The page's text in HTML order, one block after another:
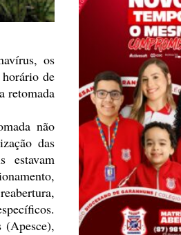
os
de
retomada
não
das
estavam
(Apesce),